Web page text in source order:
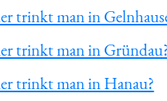
trinkt man in
trinkt man in
trinkt man in Hanau?